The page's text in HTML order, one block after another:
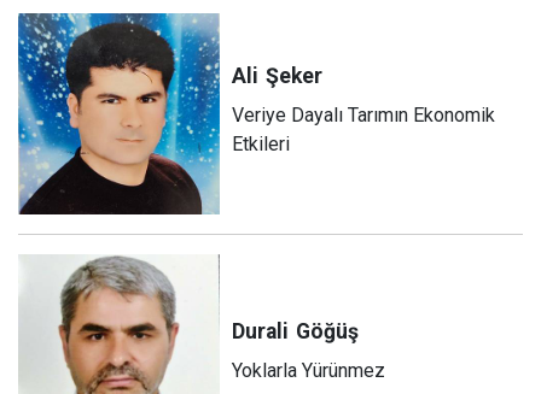
Ali Şeker
Veriye Dayalı Tarımın Ekonomik
Etkileri
Durali Göğüş
Yoklarla Yürünmez